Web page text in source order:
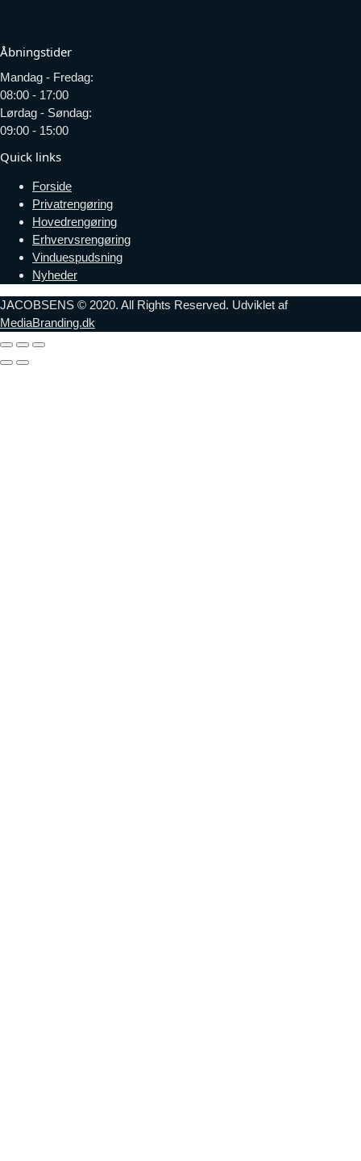
Åbningstider
Mandag - Fredag:
08:00 - 17:00
Lørdag - Søndag:
09:00 - 15:00
Quick links
Forside
Privatrengøring
Hovedrengøring
Erhvervsrengøring
Vinduespudsning
Nyheder
JACOBSENS © 2020. All Rights Reserved. Udviklet af
MediaBranding.dk